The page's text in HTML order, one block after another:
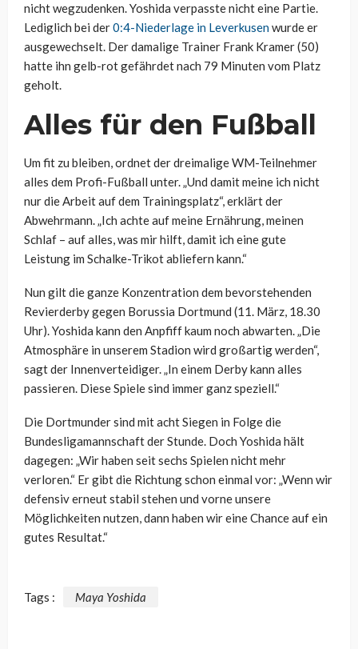
nicht wegzudenken. Yoshida verpasste nicht eine Partie.
Lediglich bei der0:4-Niederlage in Leverkusenwurde er
ausgewechselt. Der damalige Trainer Frank Kramer (50)
hatte ihn gelb-rot gefährdet nach 79 Minuten vom Platz
geholt.
Alles für den Fußball
Um fit zu bleiben, ordnet der dreimalige WM-Teilnehmer
alles dem Profi-Fußball unter. „Und damit meine ich nicht
nur die Arbeit auf dem Trainingsplatz“, erklärt der
Abwehrmann. „Ich achte auf meine Ernährung, meinen
Schlaf – auf alles, was mir hilft, damit ich eine gute
Leistung im Schalke-Trikot abliefern kann.“
Nun gilt die ganze Konzentration dem bevorstehenden
Revierderby gegen Borussia Dortmund (11. März, 18.30
Uhr). Yoshida kann den Anpfiff kaum noch abwarten. „Die
Atmosphäre in unserem Stadion wird großartig werden“,
sagt der Innenverteidiger. „In einem Derby kann alles
passieren. Diese Spiele sind immer ganz speziell.“
Die Dortmunder sind mit acht Siegen in Folge die
Bundesligamannschaft der Stunde. Doch Yoshida hält
dagegen: „Wir haben seit sechs Spielen nicht mehr
verloren.“ Er gibt die Richtung schon einmal vor: „Wenn wir
defensiv erneut stabil stehen und vorne unsere
Möglichkeiten nutzen, dann haben wir eine Chance auf ein
gutes Resultat.“
Tags : Maya Yoshida